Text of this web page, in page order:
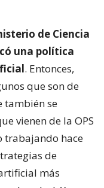
de Ciencia
una política
. Entonces,
que son de
también se
vienen de la OPS
trabajando hace
de
más